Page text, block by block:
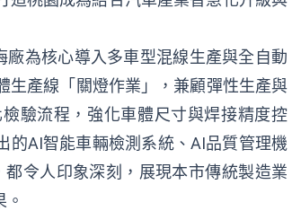
為核心導入多車型混線生產與全自動
生產線「關燈作業」，兼顧彈性生產與
驗流程，強化車體尺寸與焊接精度控
的AI智能車輛檢測系統、AI品質管理機
令人印象深刻，展現本市傳統製造業